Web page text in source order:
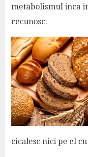
metabolismul inca
recunosc.
cicalesc nici pe el